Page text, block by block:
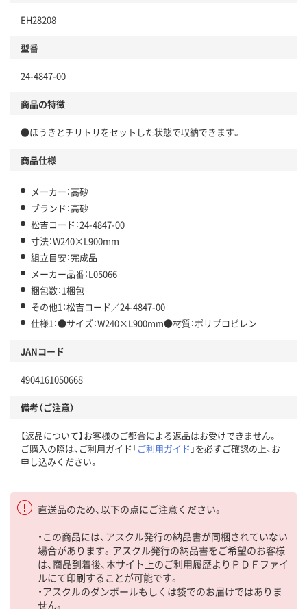
EH28208
型番
24-4847-00
商品の特徴
●ほうきとチリトリをセットした状態で収納できます。
商品仕様
メーカー：高砂
ブランド：高砂
松吉コード：24-4847-00
寸法：W240×L900mm
組立目安：完成品
メーカー品番：L05066
梱包数：1梱包
その他1：松吉コード／24-4847-00
仕様1：●サイズ：W240×L900mm●材質：ポリプロピレン
JANコード
4904161050668
備考（ご注意）
【返品について】お客様のご都合による返品はお受けできません。
ご購入の際は、ご利用ガイド「ご利用ガイド 」を必ずご確認の上、お
申し込みください。
直送品のため、以下の点にご注意ください。
・この商品には、アスクル発行の納品書が同梱されていない
場合があります。アスクル発行の納品書をご希望のお客様
は、商品到着後、本サイト上のご利用履歴よりＰＤＦファイ
ルにて印刷することが可能です。
・アスクルのダンボールもしくは袋でのお届けではありま
せん。